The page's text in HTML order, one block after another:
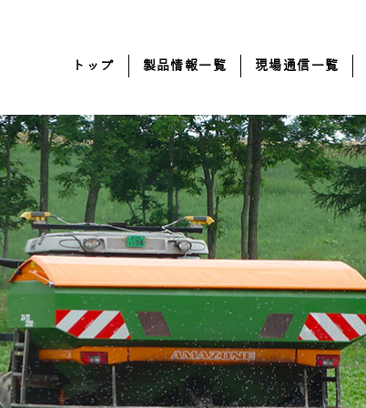
トップ 製品情報一覧 現場通信一覧